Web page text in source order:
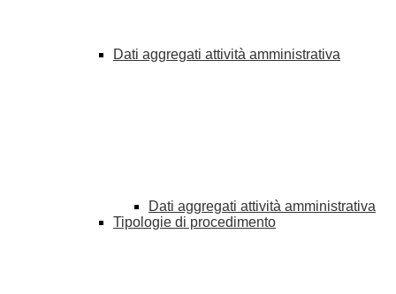
Dati aggregati attività amministrativa
Dati aggregati attività amministrativa
Tipologie di procedimento